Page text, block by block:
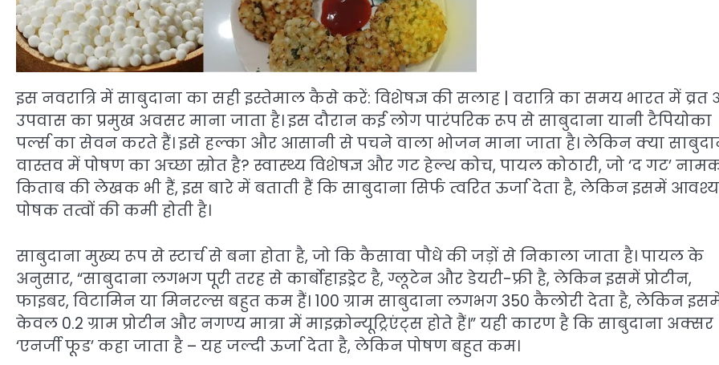
इस नवरात्रि में साबुदाना का सही इस्तेमाल कैसे करें: विशेषज्ञ की सलाह | वरात्रि का समय भारत में व्रत
उपवास का प्रमुख अवसर माना जाता है। इस दौरान कई लोग पारंपरिक रूप से साबुदाना यानी टैपियोका
पर्ल्स का सेवन करते हैं। इसे हल्का और आसानी से पचने वाला भोजन माना जाता है। लेकिन क्या
वास्तव में पोषण का अच्छा स्रोत है? स्वास्थ्य विशेषज्ञ और गट हेल्थ कोच, पायल कोठारी, जो ‘द गट’
किताब की लेखक भी हैं, इस बारे में बताती हैं कि साबुदाना सिर्फ त्वरित ऊर्जा देता है, लेकिन इसमें
पोषक तत्वों की कमी होती है।
साबुदाना मुख्य रूप से स्टार्च से बना होता है, जो कि कैसावा पौधे की जड़ों से निकाला जाता है। पायल के
अनुसार, “साबुदाना लगभग पूरी तरह से कार्बोहाइड्रेट है, ग्लूटेन और डेयरी-फ्री है, लेकिन इसमें प्रोटीन,
फाइबर, विटामिन या मिनरल्स बहुत कम हैं। 100 ग्राम साबुदाना लगभग 350 कैलोरी देता है, लेकिन
केवल 0.2 ग्राम प्रोटीन और नगण्य मात्रा में माइक्रोन्यूट्रिएंट्स होते हैं।” यही कारण है कि साबुदाना अक्सर
‘एनर्जी फूड’ कहा जाता है – यह जल्दी ऊर्जा देता है, लेकिन पोषण बहुत कम।